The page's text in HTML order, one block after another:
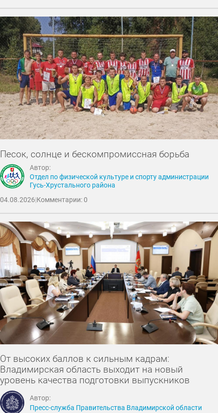
Песок, солнце и бескомпромиссная борьба
Автор:
Отдел по физической культуре и спорту администрации
Гусь-Хрустального района
04.08.2026|Комментарии: 0
От высоких баллов к сильным кадрам:
Владимирская область выходит на новый
уровень качества подготовки выпускников
Автор:
Пресс-служба Правительства Владимирской области